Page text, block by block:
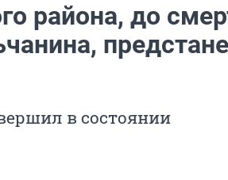
района, до
в состоянии